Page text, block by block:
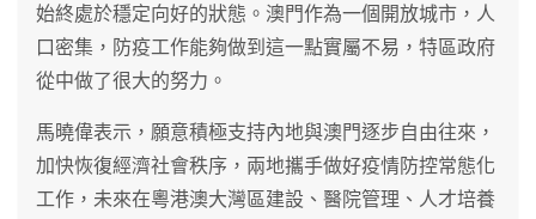
始終處於穩定向好的狀態。澳門作為一個開放城市，人
口密集，防疫工作能夠做到這一點實屬不易，特區政府
從中做了很大的努力。
馬曉偉表示，願意積極支持內地與澳門逐步自由往來，
加快恢復經濟社會秩序，兩地攜手做好疫情防控常態化
工作，未來在粵港澳大灣區建設、醫院管理、人才培養